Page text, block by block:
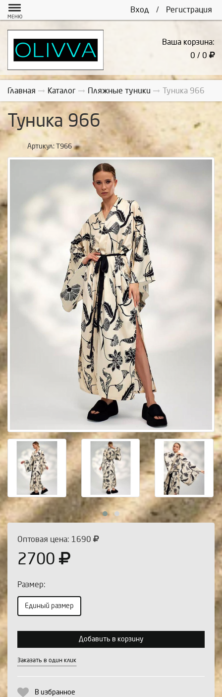
Вход / Регистрация
МЕНЮ
Ваша корзина:
0 / 0
Главная Каталог Пляжные туники Туника 966
Туника 966
Артикул: Т966
Оптовая цена: 1690
2700
Размер:
Единый размер
Выберите количество:
Продолжить Отмена
Добавить в корзину
Заказать в один клик
В избранное